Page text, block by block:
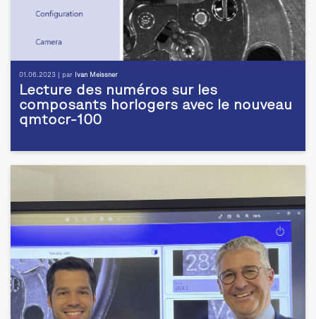
01.06.2023 | par Ivan Meissner
Lecture des numéros sur les
composants horlogers avec le nouveau
qmtocr-100